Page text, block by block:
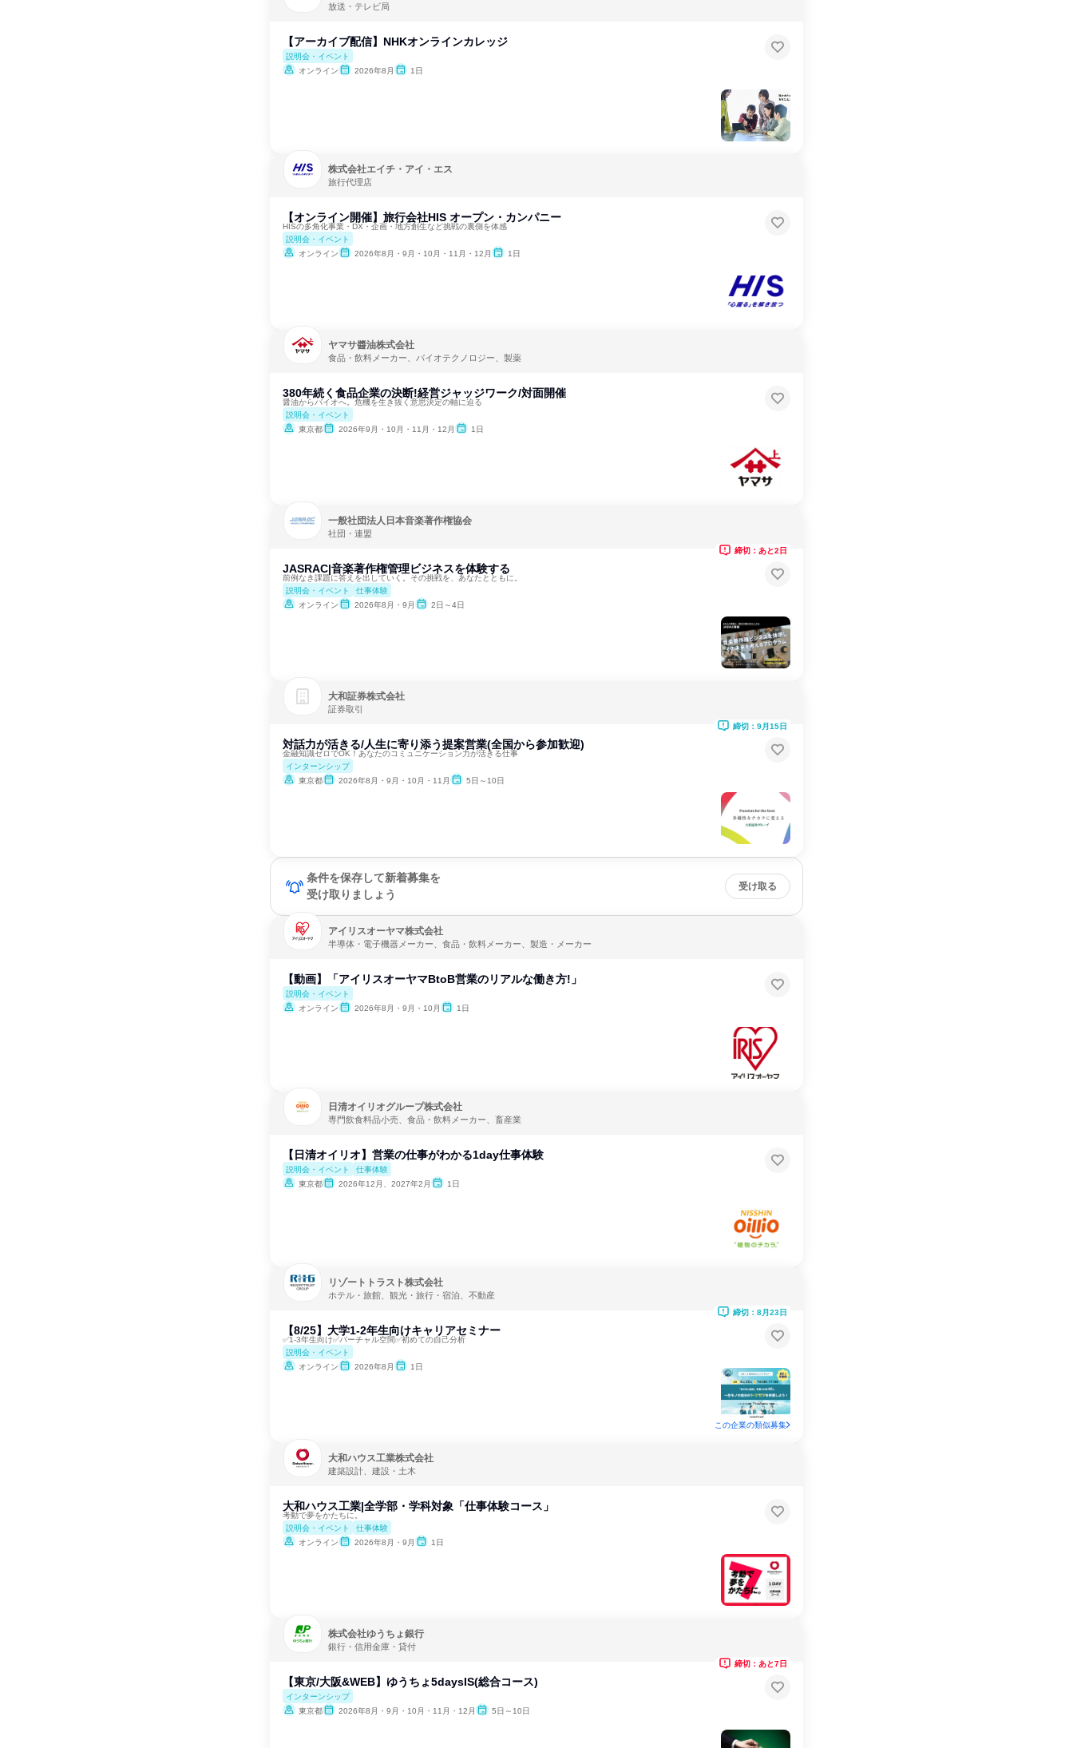
放送・テレビ局
【アーカイブ配信】NHKオンラインカレッジ
説明会・イベント
オンライン
2026年8月 1日
株式会社エイチ・アイ・エス
旅行代理店
【オンライン開催】旅行会社HIS オープン・カンパニー
HISの多角化事業・DX・企画・地方創生など挑戦の裏側を体感
説明会・イベント
オンライン
2026年8月・9月・10月・11月・12月 1日
ヤマサ醬油株式会社
食品・飲料メーカー、バイオテクノロジー、製薬
380年続く食品企業の決断!経営ジャッジワーク/対面開催
醤油からバイオへ。危機を生き抜く意思決定の軸に迫る
説明会・イベント
東京都
2026年9月・10月・11月・12月 1日
一般社団法人日本音楽著作権協会
社団・連盟
JASRAC|音楽著作権管理ビジネスを体験する
前例なき課題に答えを出していく。その挑戦を、あなたとともに。
説明会・イベント
仕事体験
オンライン
2026年8月・9月 2日～4日
締切：あと2日
大和証券株式会社
証券取引
対話力が活きる/人生に寄り添う提案営業(全国から参加歓迎)
金融知識ゼロでOK！あなたのコミュニケーション力が活きる仕事
インターンシップ
東京都
2026年8月・9月・10月・11月 5日～10日
締切：9月15日
条件を保存して新着募集を
受け取りましょう
受け取る
アイリスオーヤマ株式会社
半導体・電子機器メーカー、食品・飲料メーカー、製造・メーカー
【動画】「アイリスオーヤマBtoB営業のリアルな働き方!」
説明会・イベント
オンライン
2026年8月・9月・10月 1日
日清オイリオグループ株式会社
専門飲食料品小売、食品・飲料メーカー、畜産業
【日清オイリオ】営業の仕事がわかる1day仕事体験
説明会・イベント
仕事体験
東京都
2026年12月、2027年2月 1日
リゾートトラスト株式会社
ホテル・旅館、観光・旅行・宿泊、不動産
【8/25】大学1-2年生向けキャリアセミナー
✅1-3年生向け✅バーチャル空間✅初めての自己分析
説明会・イベント
オンライン
2026年8月 1日
締切：8月23日
この企業の類似募集
大和ハウス工業株式会社
建築設計、建設・土木
大和ハウス工業|全学部・学科対象「仕事体験コース」
考動で夢をかたちに。
説明会・イベント
仕事体験
オンライン
2026年8月・9月 1日
株式会社ゆうちょ銀行
銀行・信用金庫・貸付
【東京/大阪&WEB】ゆうちょ5daysIS(総合コース)
インターンシップ
東京都
2026年8月・9月・10月・11月・12月 5日～10日
締切：あと7日